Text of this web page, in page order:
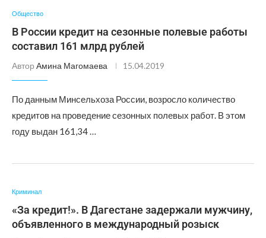
Общество
В России кредит на сезонные полевые работы
составил 161 млрд рублей
Автор Амина Магомаева 15.04.2019
По данным Минсельхоза России, возросло количество
кредитов на проведение сезонных полевых работ. В этом
году выдан 161,34 …
Криминал
«За кредит!». В Дагестане задержали мужчину,
объявленного в международный розыск